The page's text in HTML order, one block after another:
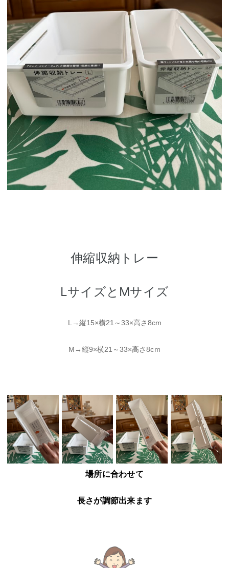
伸縮収納トレー
LサイズとMサイズ
L→縦15×横21～33×高さ8cm
M→縦9×横21～33×高さ8cｍ
場所に合わせて
長さが調節出来ます